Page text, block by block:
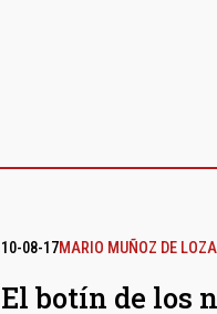
10-08-17MARIO MUÑOZ DE LOZA
El botín de los